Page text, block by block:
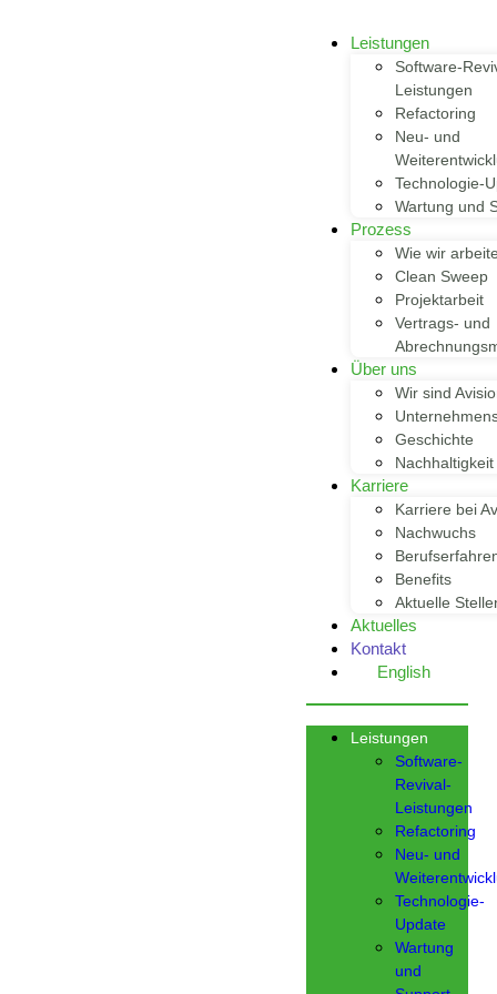
Leistungen
Software-
Leistungen
Refactoring
Neu- und
Technologie-
Wartung und
Prozess
Wie wir
Clean Sweep
Projektarbeit
Vertrags- und
Über uns
Wir sind
Geschichte
Nachhaltigkeit
Karriere
Karriere bei
Nachwuchs
Benefits
Aktuelle
Aktuelles
Kontakt
English
Leistungen
Software-
Revival-
Leistungen
Refactoring
Neu- und
Technologie-
Update
Wartung
und